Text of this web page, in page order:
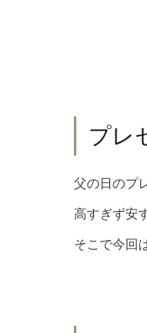
プレ
父の日のプ
高すぎず安
そこで今回